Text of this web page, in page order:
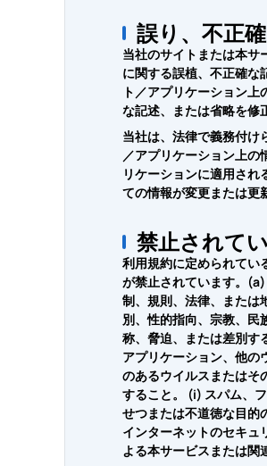
誤り、不正
当社のサイトまたは本サ
に関する誤植、不正確な
ト／アプリケーション
な記述、または省略を修
当社は、法律で義務付け
／アプリケーション上
リケーションに適用さ
ての情報が変更または更
禁止されて
利用規約に定められてい
が禁止されています。
制、規則、法律、または
別、性的指向、宗教、民
称、脅迫、または差別
アプリケーション、他の
のあるウイルスまたはそ
すること。 (i) スパム、
せつまたは不道徳な目的
インターネットのセキュ
よる本サービスまたは関